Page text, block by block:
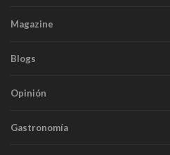
Magazine
Blogs
Opinión
Gastronomía